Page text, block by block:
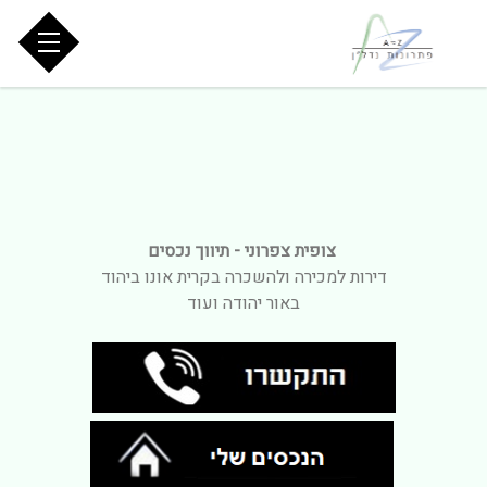
צופית צפרוני - תיווך נכסים
דירות למכירה ולהשכרה בקרית אונו ביהוד
באור יהודה ועוד